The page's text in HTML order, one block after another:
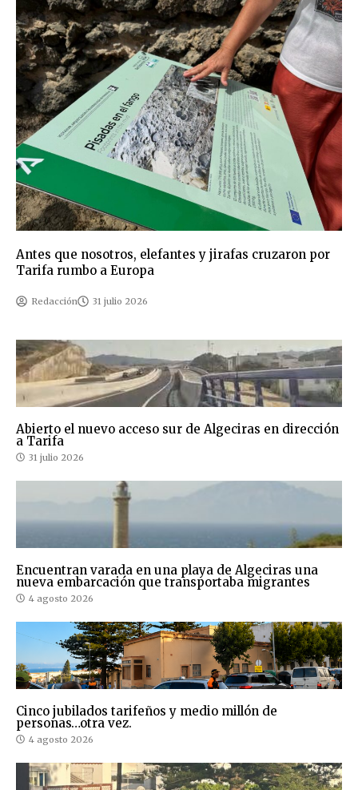
Antes que nosotros, elefantes y jirafas cruzaron por
Tarifa rumbo a Europa
Redacción 31 julio 2026
Abierto el nuevo acceso sur de Algeciras en dirección
a Tarifa
31 julio 2026
Encuentran varada en una playa de Algeciras una
nueva embarcación que transportaba migrantes
4 agosto 2026
Cinco jubilados tarifeños y medio millón de
personas…otra vez.
4 agosto 2026